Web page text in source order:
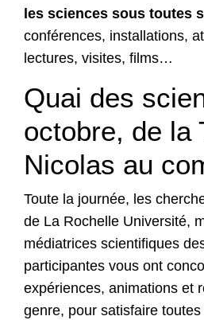
les sciences sous toutes
conférences, installations,
lectures, visites, films…
Quai des
octobre, de la
Nicolas au
Toute la journée, les
de La Rochelle Université,
médiatrices scientifiques
participantes vous ont
expériences, animations et
genre, pour satisfaire